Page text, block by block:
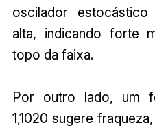
oscilador
alta, indicando forte
topo da faixa.
Por outro lado, um
1,1020 sugere